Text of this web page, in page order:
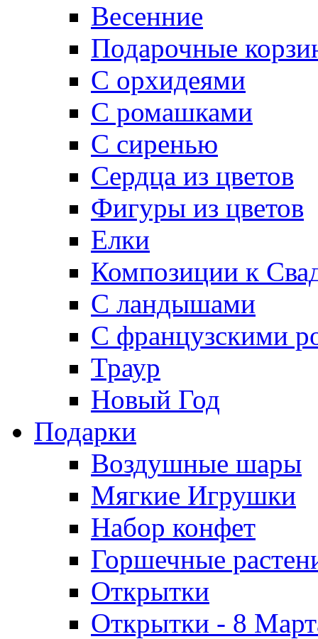
Весенние
Подарочные
С орхидеями
С ромашками
С сиренью
Сердца из цветов
Фигуры из цветов
Елки
Композиции к
С ландышами
С французскими
Траур
Новый Год
Подарки
Воздушные шары
Мягкие Игрушки
Набор конфет
Горшечные
Открытки
Открытки - 8